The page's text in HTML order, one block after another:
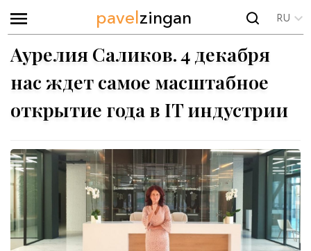
pavelzingan RU
Аурелия Саликов. 4 декабря
нас ждет самое масштабное
открытие года в IT индустрии